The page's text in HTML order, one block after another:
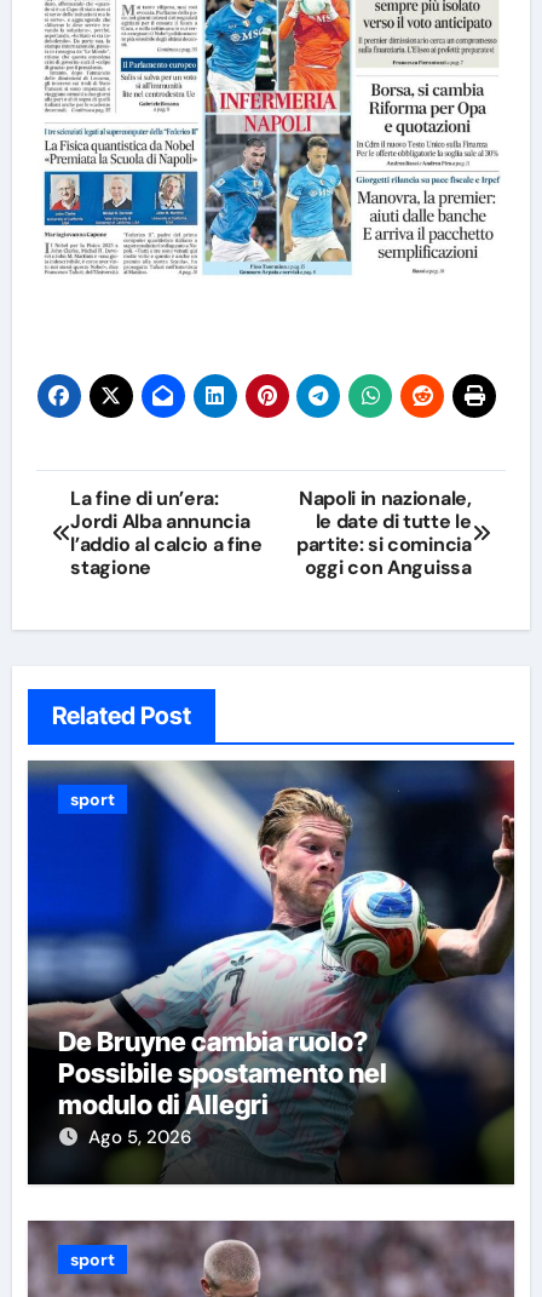
Navigazione
articoli
La fine di un’era:
Jordi Alba annuncia
l’addio al calcio a fine
stagione
Napoli in nazionale,
le date di tutte le
partite: si comincia
oggi con Anguissa
Related Post
sport
De Bruyne cambia ruolo?
Possibile spostamento nel
modulo di Allegri
Ago 5, 2026
sport